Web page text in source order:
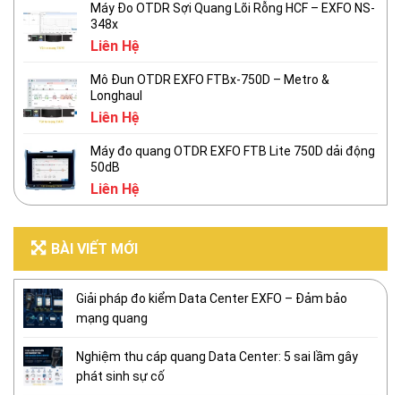
Máy Đo OTDR Sợi Quang Lõi Rỗng HCF – EXFO NS-
348x
Liên Hệ
Mô Đun OTDR EXFO FTBx-750D – Metro &
Longhaul
Liên Hệ
Máy đo quang OTDR EXFO FTB Lite 750D dải động
50dB
Liên Hệ
BÀI VIẾT MỚI
Giải pháp đo kiểm Data Center EXFO – Đảm bảo
mạng quang
Nghiệm thu cáp quang Data Center: 5 sai lầm gây
phát sinh sự cố